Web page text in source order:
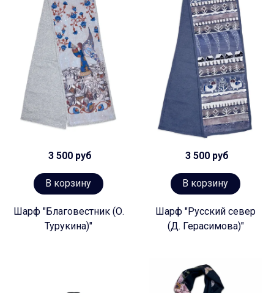
3 500 руб
В корзину
Шарф "Благовестник (О.
Турукина)"
3 500 руб
В корзину
Шарф "Русский север
(Д. Герасимова)"